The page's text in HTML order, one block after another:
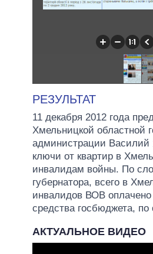
РЕЗУЛЬТАТ
11 декабря 2012 года
Хмельницкой областной
администрации Василий
ключи от квартир в
инвалидам войны. По
губернатора, всего в
инвалидов ВОВ оплачено
средства госбюджета, по
АКТУАЛЬНОЕ ВИДЕО